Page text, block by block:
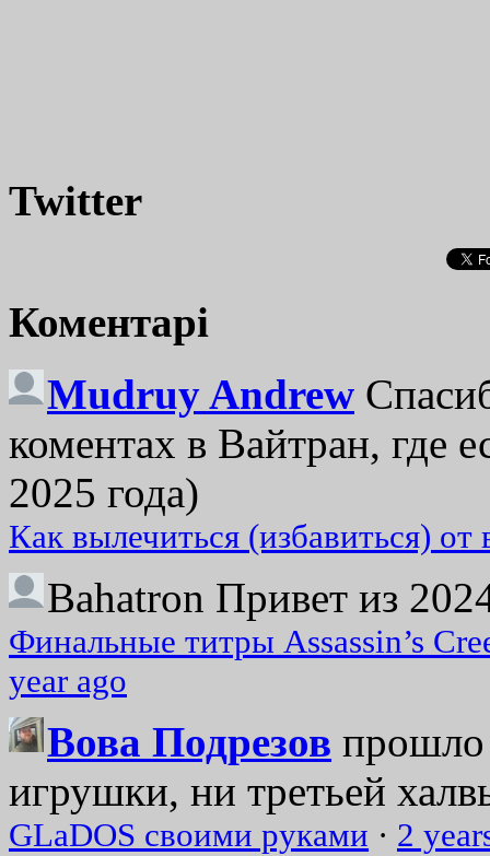
Twitter
Коментарі
Mudruy Andrew
коментах в Вайтран, где
2025 года)
Как вылечиться (избавиться)
Bahatron Привет из
Финальные титры Assassin’s
year ago
Вова Подрезов прошло
игрушки, ни третьей
GLaDOS своими руками · 2